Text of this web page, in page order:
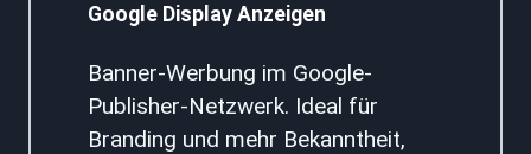
Google Display Anzeigen
Banner-Werbung im Google-
Publisher-Netzwerk. Ideal für
Branding und mehr Bekanntheit,